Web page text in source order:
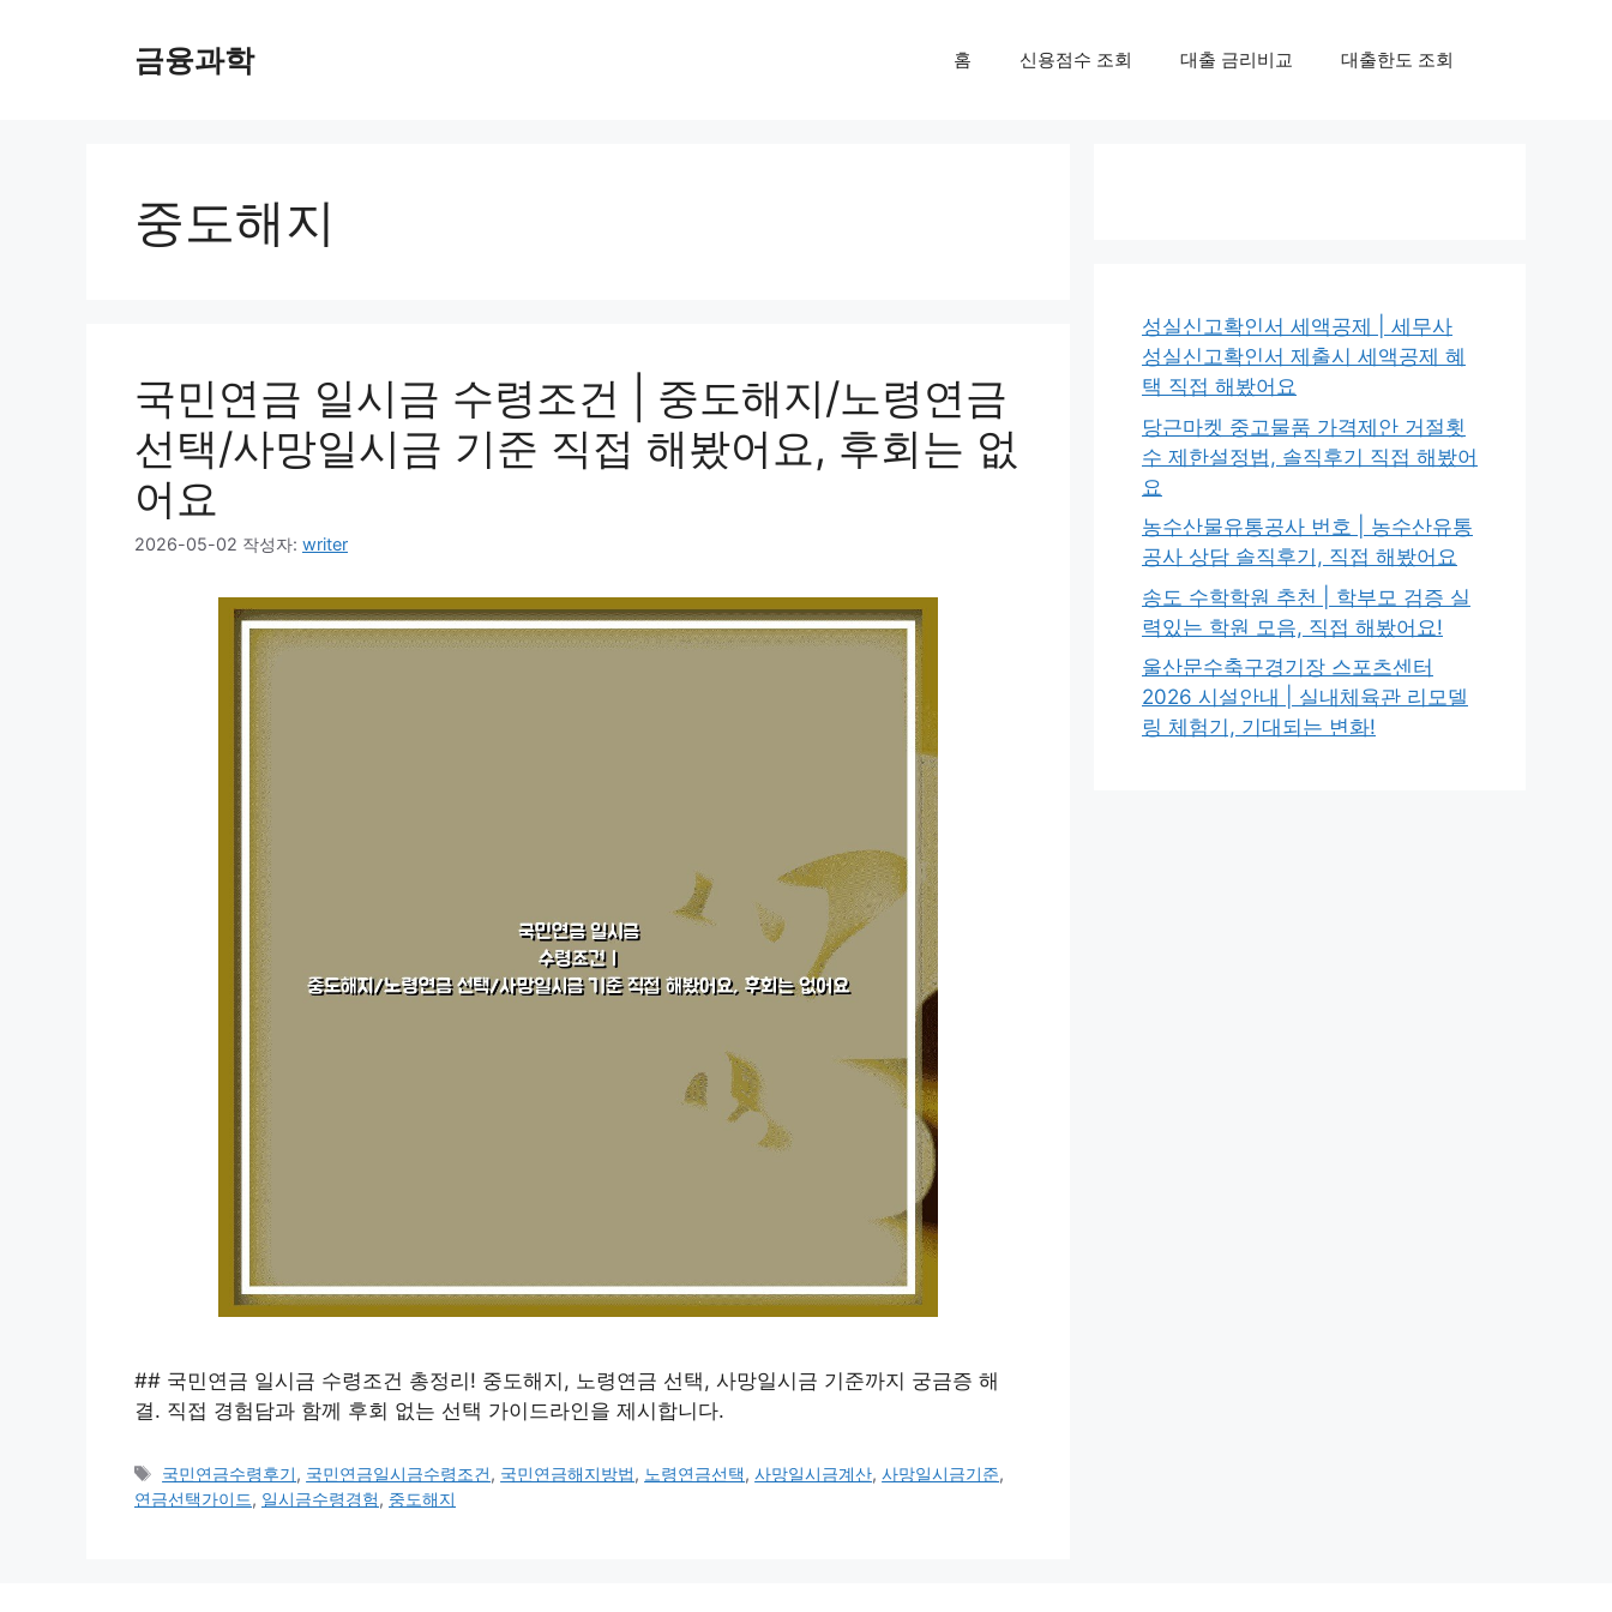
금융과학 홈 신용점수 조회 대출 금리비교 대출한도 조회
중도해지
국민연금 일시금 수령조건 | 중도해지/노령연금
선택/사망일시금 기준 직접 해봤어요, 후회는 없
어요
2026-05-02 작성자: writer
## 국민연금 일시금 수령조건 총정리! 중도해지, 노령연금 선택, 사망일시금 기준까지 궁금증 해
결. 직접 경험담과 함께 후회 없는 선택 가이드라인을 제시합니다.
태
그
국민연금수령후기, 국민연금일시금수령조건, 국민연금해지방법, 노령연금선택,사망일시금계산,사망일시금기준,
연금선택가이드, 일시금수령경험, 중도해지
성실신고확인서 세액공제 | 세무사
성실신고확인서 제출시 세액공제 혜
택 직접 해봤어요
당근마켓 중고물품 가격제안 거절횟
수 제한설정법, 솔직후기 직접 해봤어
요
농수산물유통공사 번호 | 농수산유통
공사 상담 솔직후기, 직접 해봤어요
송도 수학학원 추천 | 학부모 검증 실
력있는 학원 모음, 직접 해봤어요!
울산문수축구경기장 스포츠센터
2026 시설안내 | 실내체육관 리모델
링 체험기, 기대되는 변화!